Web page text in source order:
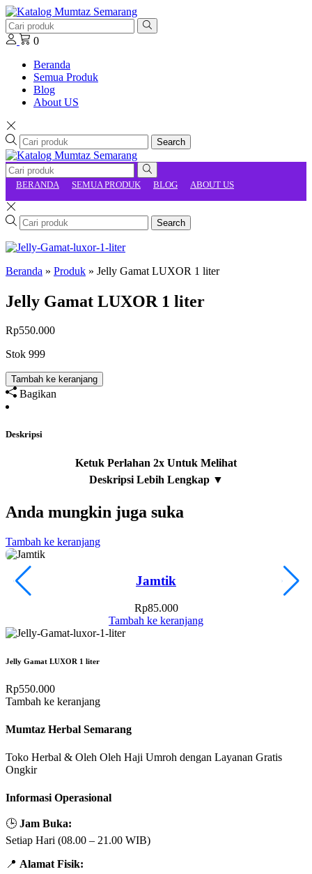
0
Beranda
Semua Produk
Blog
About US
Search
BERANDA SEMUA PRODUK BLOG ABOUT US
Search
Beranda » Produk » Jelly Gamat LUXOR 1 liter
Jelly Gamat LUXOR 1 liter
Rp550.000
Stok 999
Tambah ke keranjang
Bagikan
Deskripsi
Anda mungkin juga suka
Tambah ke keranjang
Jamtik
Rp85.000
Tambah ke keranjang
Jelly Gamat LUXOR 1 liter
Rp550.000
Tambah ke keranjang
Mumtaz Herbal Semarang
Toko Herbal & Oleh Oleh Haji Umroh dengan Layanan Gratis
Ongkir
Informasi Operasional
🕒 Jam Buka:
Setiap Hari (08.00 – 21.00 WIB)
📍 Alamat Fisik: